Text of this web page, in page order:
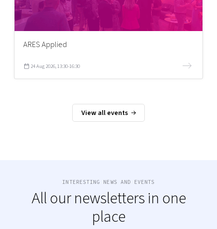
ARES Applied
24 Aug 2026, 13:30-16:30
View all events
INTERESTING NEWS AND EVENTS
All our newsletters in one
place